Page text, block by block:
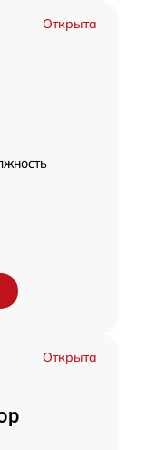
Открыта
Открыта